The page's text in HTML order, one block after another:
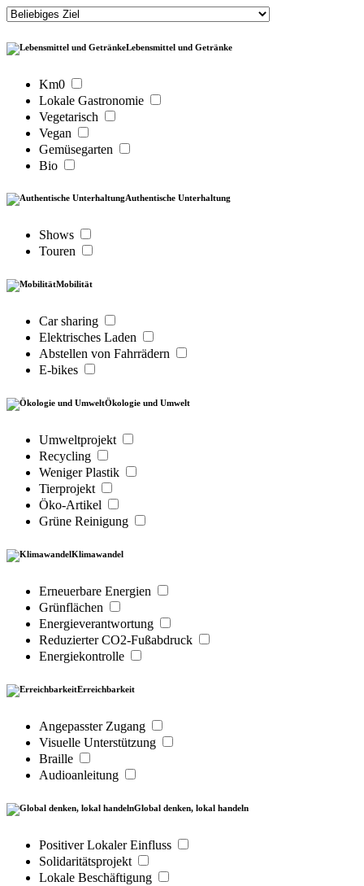
Lebensmittel und Getränke
Km0
Lokale Gastronomie
Vegetarisch
Vegan
Gemüsegarten
Bio
Authentische Unterhaltung
Shows
Touren
Mobilität
Car sharing
Elektrisches Laden
Abstellen von Fahrrädern
E-bikes
Ökologie und Umwelt
Umweltprojekt
Recycling
Weniger Plastik
Tierprojekt
Öko-Artikel
Grüne Reinigung
Klimawandel
Erneuerbare Energien
Grünflächen
Energieverantwortung
Reduzierter CO2-Fußabdruck
Energiekontrolle
Erreichbarkeit
Angepasster Zugang
Visuelle Unterstützung
Braille
Audioanleitung
Global denken, lokal handeln
Positiver Lokaler Einfluss
Solidaritätsprojekt
Lokale Beschäftigung